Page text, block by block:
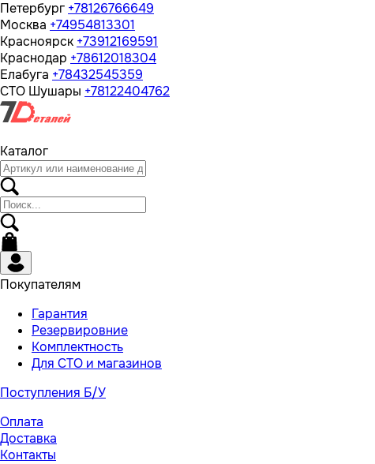
Петербург +78126766649
Москва +74954813301
Красноярск +73912169591
Краснодар +78612018304
Елабуга +78432545359
СТО Шушары +78122404762
Каталог
Покупателям
Гарантия
Резервировние
Комплектность
Для СТО и магазинов
Поступления Б/У
Оплата
Доставка
Контакты